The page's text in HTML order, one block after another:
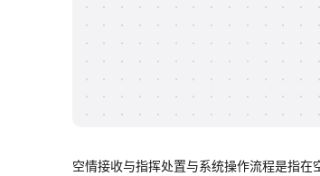
空情接收与指挥处置与系统操作流程是指